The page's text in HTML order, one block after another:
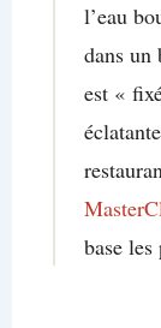
l’eau
dans un
est «
base